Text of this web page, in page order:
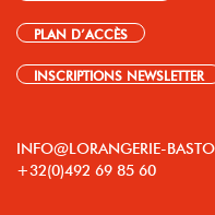
PLAN D’ACCÈS
INSCRIPTIONS NEWSLETTER
INFO@LORANGERIE-
+32(0)492 69 85 60